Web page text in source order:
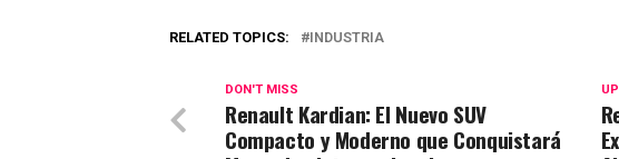
RELATED TOPICS: INDUSTRIA
DON'T MISS
Renault Kardian: El Nuevo SUV
Compacto y Moderno que Conquistará